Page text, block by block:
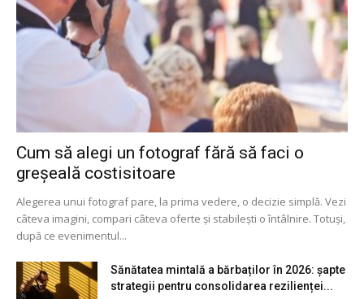
Cum să alegi un fotograf fără să faci o
greșeală costisitoare
Alegerea unui fotograf pare, la prima vedere, o decizie simplă. Vezi
câteva imagini, compari câteva oferte și stabilești o întâlnire. Totuși,
după ce evenimentul...
Sănătatea mintală a bărbaților în 2026: șapte
strategii pentru consolidarea rezilienței...